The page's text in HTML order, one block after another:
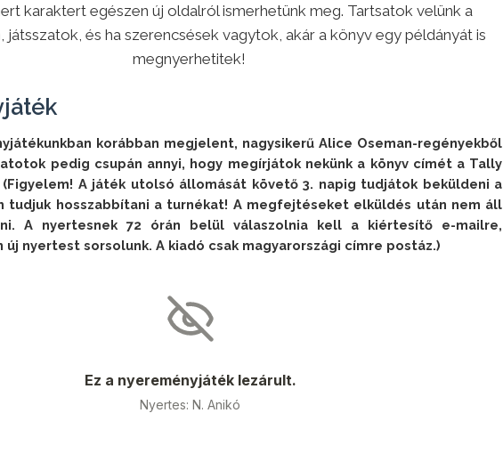
karaktert egészen új oldalról ismerhetünk meg. Tartsatok velünk a
játsszatok, és ha szerencsések vagytok, akár a könyv egy példányát is
megnyerhetitek!
korábban megjelent, nagysikerű Alice Oseman-regényekből
pedig csupán annyi, hogy megírjátok nekünk a könyv címét a Tally
A játék utolsó állomását követő 3. napig tudjátok beküldeni a
tudjuk hosszabbítani a turnékat! A megfejtéseket elküldés után nem áll
A nyertesnek 72 órán belül válaszolnia kell a kiértesítő e-mailre,
nyertest sorsolunk. A kiadó csak magyarországi címre postáz.)